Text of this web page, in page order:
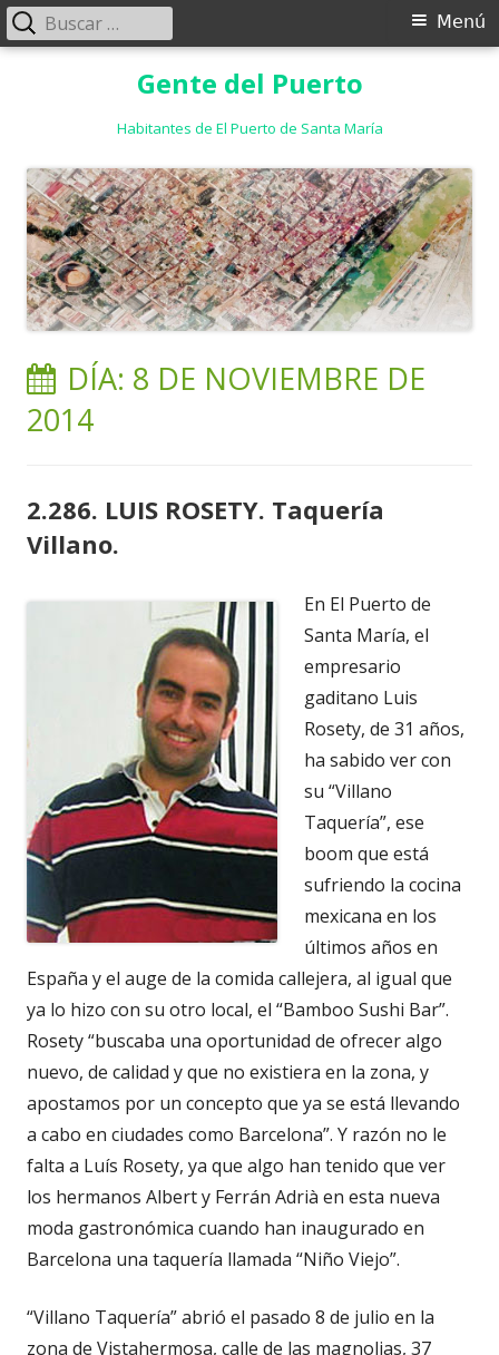
Gente del Puerto
Habitantes de El Puerto de Santa María
Menú
Menú
Buscar:
DÍA: 8 DE NOVIEMBRE DE
2014
2.286. LUIS ROSETY. Taquería
Villano.
En El Puerto de
Santa María, el
empresario
gaditano Luis
Rosety, de 31 años,
ha sabido ver con
su “Villano
Taquería”, ese
boom que está
sufriendo la cocina
mexicana en los
últimos años en
España y el auge de la comida callejera, al igual que
ya lo hizo con su otro local, el “Bamboo Sushi Bar”.
Rosety “buscaba una oportunidad de ofrecer algo
nuevo, de calidad y que no existiera en la zona, y
apostamos por un concepto que ya se está llevando
a cabo en ciudades como Barcelona”. Y razón no le
falta a Luís Rosety, ya que algo han tenido que ver
los hermanos Albert y Ferrán Adrià en esta nueva
moda gastronómica cuando han inaugurado en
Barcelona una taquería llamada “Niño Viejo”.
“Villano Taquería” abrió el pasado 8 de julio en la
zona de Vistahermosa, calle de las magnolias, 37